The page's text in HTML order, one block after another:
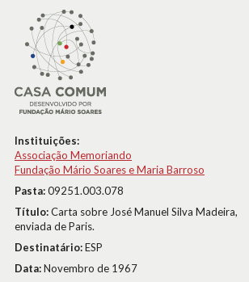
Instituições:
Associação Memoriando
Fundação Mário Soares e Maria Barroso
Pasta:09251.003.078
Título:Carta sobre José Manuel Silva Madeira,
enviada de Paris.
Destinatário:ESP
Data:Novembro de 1967